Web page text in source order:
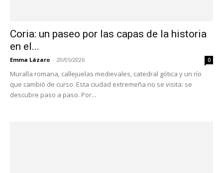
Coria: un paseo por las capas de la historia
en el...
Emma Lázaro - 20/05/2026 0
Muralla romana, callejuelas medievales, catedral gótica y un río
que cambió de curso. Esta ciudad extremeña no se visita: se
descubre paso a paso. Por...